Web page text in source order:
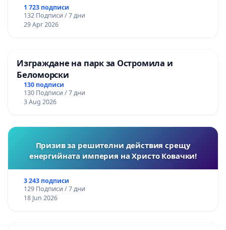
1 723 подписи
132 Подписи / 7 дни
29 Apr 2026
Изграждане на парк за Остромила и
Беломорски
130 подписи
130 Подписи / 7 дни
3 Aug 2026
Призив за решителни действия срещу
енергийната империя на Христо Ковачки!
3 243 подписи
129 Подписи / 7 дни
18 Jun 2026